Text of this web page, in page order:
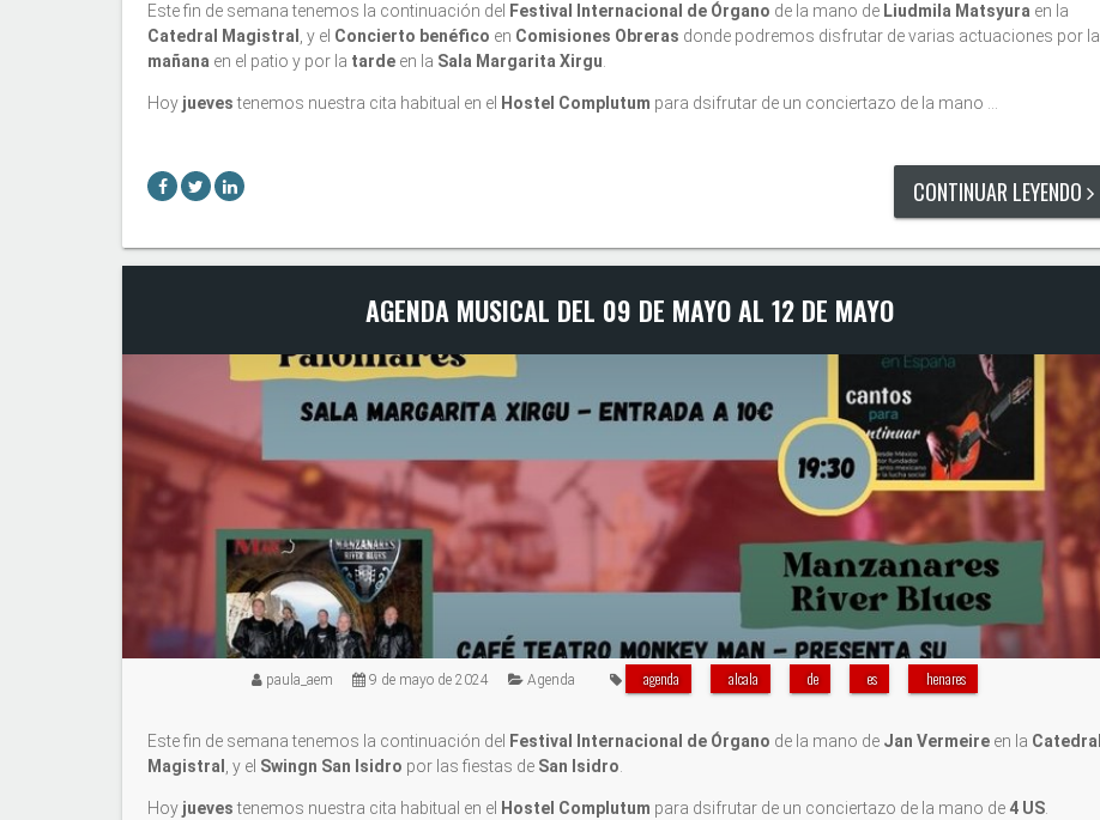
Este fin de semana tenemos la continuación del Festival Internacional de Órgano de la mano de Liudmila Matsyura en la
Catedral Magistral , y el Concierto benéfico en Comisiones Obreras donde podremos disfrutar de varias actuaciones por la
mañana en el patio y por la tarde en la Sala Margarita Xirgu.
Hoy juevestenemos nuestra cita habitual en el Hostel Complutum para dsifrutar de un conciertazo de la mano …
CONTINUAR LEYENDO
AGENDA MUSICAL DEL 09 DE MAYO AL 12 DE MAYO
paula_aem 9 de mayo de 2024 Agenda agenda alcala de es henares
Este fin de semana tenemos la continuación del Festival Internacional de Órgano de la mano de Jan Vermeire en la Catedral
Magistral
, y el Swingn San Isidro por las fiestas de San Isidro
Hoy juevestenemos nuestra cita habitual en el Hostel Complutum para dsifrutar de un conciertazo de la mano de 4 US